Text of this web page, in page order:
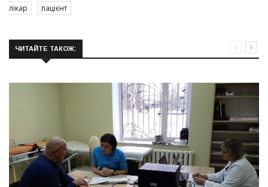
лікар
пацієнт
ЧИТАЙТЕ ТАКОЖ: